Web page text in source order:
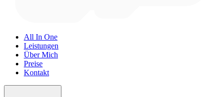
All In One
Leistungen
Über Mich
Preise
Kontakt